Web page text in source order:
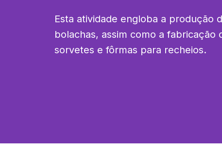
Esta atividade engloba a produção
bolachas, assim como a fabricação
sorvetes e fôrmas para recheios.